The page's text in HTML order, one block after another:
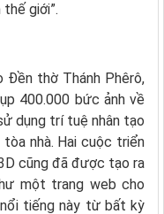
giới”.
Đền thờ Thánh Phêrô,
400.000 bức ảnh về
dụng trí tuệ nhân tạo
nhà. Hai cuộc triển
cũng đã được tạo ra
một trang web cho
tiếng này từ bất kỳ